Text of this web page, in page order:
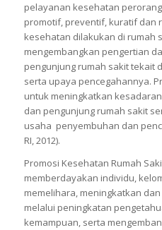
pelayanan kesehatan
promotif, preventif, kuratif dan
kesehatan dilakukan di rumah
mengembangkan pengertian
pengunjung rumah sakit tekait
serta upaya pencegahannya.
untuk meningkatkan
dan pengunjung rumah sakit
usaha penyembuhan dan
RI, 2012).
Promosi Kesehatan Rumah
memberdayakan individu,
memelihara, meningkatkan
melalui peningkatan
kemampuan, serta